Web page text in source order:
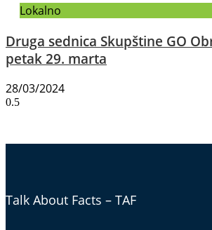
Lokalno
Druga sednica Skupštine GO
petak 29. marta
28/03/2024
Talk About Facts – TAF